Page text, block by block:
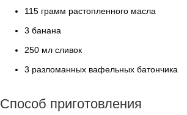
115 грамм растопленного масла
3 банана
250 мл сливок
3 разломанных вафельных батончика
Способ приготовления